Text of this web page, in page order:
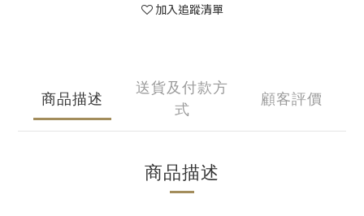
加入追蹤清單
商品描述
送貨及付款方
式
顧客評價
商品描述